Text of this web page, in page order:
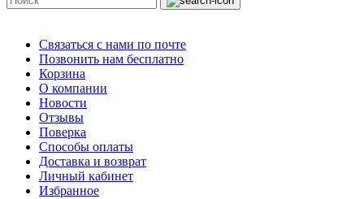
Связаться с нами по почте
Позвонить нам бесплатно
Корзина
О компании
Новости
Отзывы
Поверка
Способы оплаты
Доставка и возврат
Личный кабинет
Избранное